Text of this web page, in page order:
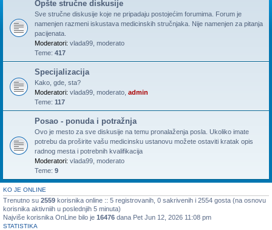
Opšte stručne diskusije
Sve stručne diskusije koje ne pripadaju postojećim forumima. Forum je
namenjen razmeni iskustava medicinskih stručnjaka. Nije namenjen za pitanja
pacijenata.
Moderatori: vlada99 moderato
Teme: 417
Specijalizacija
Kako, gde, sta?
Moderatori: vlada99 moderato admin
Teme: 117
Posao - ponuda i potražnja
Ovo je mesto za sve diskusije na temu pronalaženja posla. Ukoliko imate
potrebu da proširite vašu medicinsku ustanovu možete ostaviti kratak opis
radnog mesta i potrebnih kvalifikacija
Moderatori: vlada99 moderato
Teme: 9
KO JE ONLINE
Trenutno su 2559 korisnika online :: 5 registrovanih, 0 sakrivenih i 2554 gosta (na osnovu
korisnika aktivniih u poslednjih 5 minuta)
Najviše korisnika OnLine bilo je 16476 dana Pet Jun 12, 2026 11:08 pm
STATISTIKA